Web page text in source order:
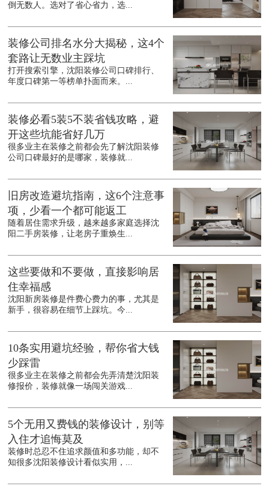
倒无数人。选对了省心省力，选...
装修公司排名水分大揭秘，这4个
套路让无数业主踩坑
打开搜索引擎，沈阳装修公司口碑排行、
年度口碑第一等榜单扑面而来。...
装修必看5装5不装省钱攻略，避
开这些坑能省好几万
很多业主在装修之前都会先了解沈阳装修
公司口碑最好的是哪家，装修就...
旧房改造避坑指南，这6个注意事
项，少看一个都可能返工
随着居住需求升级，越来越多家庭选择沈
阳二手房装修，让老房子重焕生...
这些要做和不要做，直接影响居
住幸福感
沈阳新房装修是件费心费力的事，尤其是
新手，很容易在细节上踩坑。今...
10条实用避坑经验，帮你省大钱
少踩雷
很多业主在装修之前都会先弄清楚沈阳装
修报价，装修就像一场闯关游戏...
5个无用又费钱的装修设计，别等
入住才追悔莫及
装修时总忍不住追求颜值和多功能，却不
知很多沈阳装修设计看似实用，...